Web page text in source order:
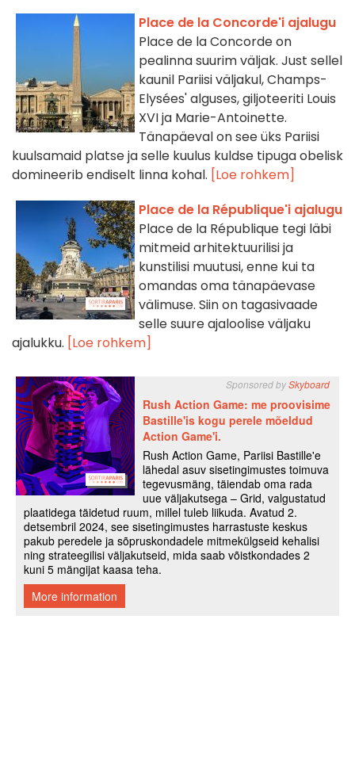
Place de la Concorde'i ajalugu
Place de la Concorde on
pealinna suurim väljak. Just sellel
kaunil Pariisi väljakul, Champs-
Elysées' alguses, giljoteeriti Louis
XVI ja Marie-Antoinette.
Tänapäeval on see üks Pariisi
kuulsamaid platse ja selle kuulus kuldse tipuga obelisk
domineerib endiselt linna kohal. [Loe rohkem]
Place de la République'i ajalugu
Place de la République tegi läbi
mitmeid arhitektuurilisi ja
kunstilisi muutusi, enne kui ta
omandas oma tänapäevase
välimuse. Siin on tagasivaade
selle suure ajaloolise väljaku
ajalukku. [Loe rohkem]